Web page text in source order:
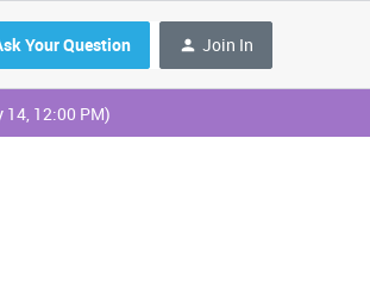
Your Question Join In
14, 12:00 PM)